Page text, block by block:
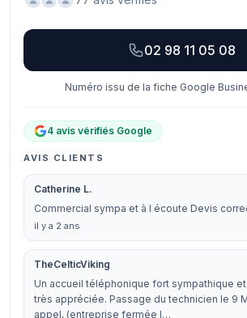
02 98 11 05 08
Numéro issu de la fiche Google
4 avis vérifiés Google
AVIS CLIENTS
Catherine L.
Commercial sympa et à l écoute Devis
il y a 2 ans
TheCelticViking
Un accueil téléphonique fort sympathique
très appréciée. Passage du technicien le 9
appel, (entreprise fermée l…